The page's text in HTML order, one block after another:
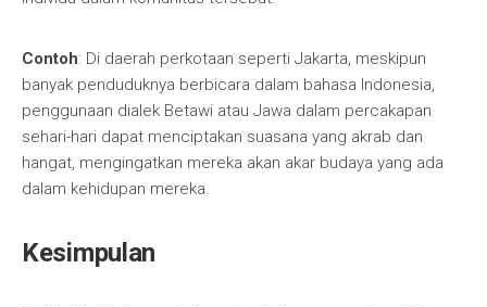
Contoh: Di daerah perkotaan seperti Jakarta, meskipun
banyak penduduknya berbicara dalam bahasa Indonesia,
penggunaan dialek Betawi atau Jawa dalam percakapan
sehari-hari dapat menciptakan suasana yang akrab dan
hangat, mengingatkan mereka akan akar budaya yang ada
dalam kehidupan mereka.
Kesimpulan